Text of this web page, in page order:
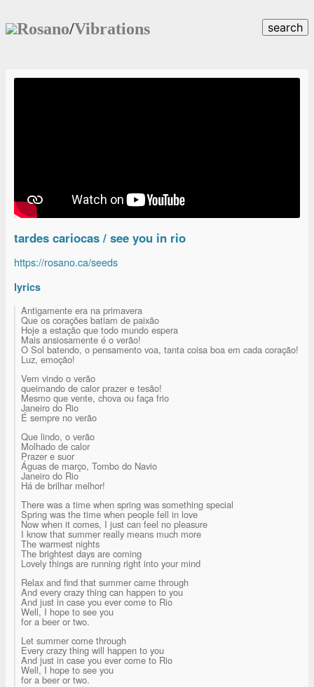
Rosano/Vibrations search
tardes cariocas / see you in rio
https://rosano.ca/seeds
lyrics
Antigamente era na primavera
Que os corações batiam de paixão
Hoje a estação que todo mundo espera
Mais ansiosamente é o verão!
O Sol batendo, o pensamento voa, tanta coisa boa em cada coração!
Luz, emoção!
Vem vindo o verão
queimando de calor prazer e tesão!
Mesmo que vente, chova ou faça frio
Janeiro do Rio
É sempre no verão
Que lindo, o verão
Molhado de calor
Prazer e suor
Águas de março, Tombo do Navio
Janeiro do Rio
Há de brilhar melhor!
There was a time when spring was something special
Spring was the time when people fell in love
Now when it comes, I just can feel no pleasure
I know that summer really means much more
The warmest nights
The brightest days are coming
Lovely things are running right into your mind
Relax and find that summer came through
And every crazy thing can happen to you
And just in case you ever come to Rio
Well, I hope to see you
for a beer or two.
Let summer come through
Every crazy thing will happen to you
And just in case you ever come to Rio
Well, I hope to see you
for a beer or two.